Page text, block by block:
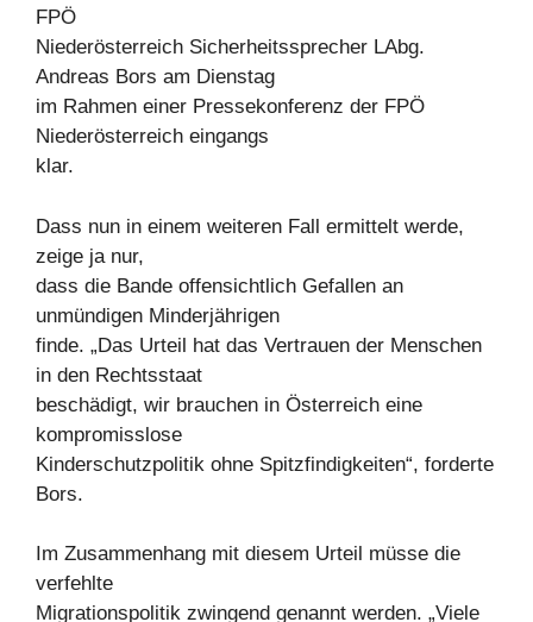
FPÖ
Niederösterreich Sicherheitssprecher LAbg.
Andreas Bors am Dienstag
im Rahmen einer Pressekonferenz der FPÖ
Niederösterreich eingangs
klar.
Dass nun in einem weiteren Fall ermittelt werde,
zeige ja nur,
dass die Bande offensichtlich Gefallen an
unmündigen Minderjährigen
finde. „Das Urteil hat das Vertrauen der Menschen
in den Rechtsstaat
beschädigt, wir brauchen in Österreich eine
kompromisslose
Kinderschutzpolitik ohne Spitzfindigkeiten“, forderte
Bors.
Im Zusammenhang mit diesem Urteil müsse die
verfehlte
Migrationspolitik zwingend genannt werden. „Viele